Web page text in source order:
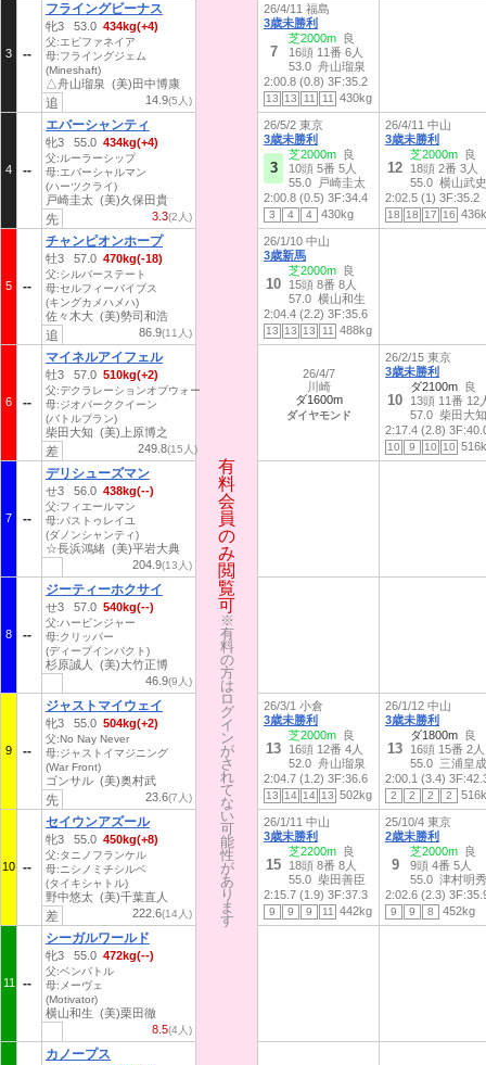
有
料
会
員
の
み
閲
覧
可
※
有
料
の
方
は
ロ
グ
イ
ン
が
さ
れ
て
な
い
可
能
性
が
あ
り
ま
す
3
フライングビーナス
牝3 53.0 434kg(+4)
父:エピファネイア
母:フライングジェム
(Mineshaft)
△舟山瑠泉 (美)田中博康
14.9(5人)
追
4
エバーシャンティ
牝3 55.0 434kg(+4)
父:ルーラーシップ
母:エバーシャルマン
(ハーツクライ)
戸崎圭太 (美)久保田貴
3.3(2人)
先
5
チャンピオンホープ
牡3 57.0 470kg(-18)
父:シルバーステート
母:セルフィーバイブス
(キングカメハメハ)
佐々木大 (美)勢司和浩
86.9(11人)
追
6
マイネルアイフェル
牡3 57.0 510kg(+2)
父:デクラレーションオブウォー
母:ジオパーククイーン
(バトルプラン)
柴田大知 (美)上原博之
249.8(15人)
差
7
デリシューズマン
せ3 56.0 438kg(--)
父:フィエールマン
母:パストゥレイユ
(ダノンシャンティ)
☆長浜鴻緒 (美)平岩大典
204.9(13人)
8
ジーティーホクサイ
せ3 57.0 540kg(--)
父:ハービンジャー
母:クリッパー
(ディープインパクト)
杉原誠人 (美)大竹正博
46.9(9人)
9
ジャストマイウェイ
牝3 55.0 504kg(+2)
父:No Nay Never
母:ジャストイマジニング
(War Front)
ゴンサル (美)奥村武
23.6(7人)
先
10
セイウンアズール
牝3 55.0 450kg(+8)
父:タニノフランケル
母:ニシノミチシルベ
(タイキシャトル)
野中悠太 (美)千葉直人
222.6(14人)
差
11
シーガルワールド
牝3 55.0 472kg(--)
父:ベンバトル
母:メーヴェ
(Motivator)
横山和生 (美)栗田徹
8.5(4人)
カノープス
有
料
会
員
の
み
閲
覧
可
※
有
料
の
方
は
ロ
グ
イ
ン
が
さ
れ
て
な
い
可
能
性
が
あ
り
ま
す
26/4/11 福島
3歳未勝利
7
芝2000m 良
16頭 11番 6人
53.0 舟山瑠泉
2:00.8 (0.8) 3F:35.2
13 13 11 11 430kg
26/5/2 東京
3歳未勝利
3
芝2000m 良
10頭 5番 5人
55.0 戸崎圭太
2:00.8 (0.5) 3F:34.4
3 4 4 430kg
26/4/11 中山
3歳未勝利
12
芝2000m 良
18頭 2番 3人
55.0 横山武史
2:02.5 (1) 3F:35.2
18 18 17 16
26/1/10 中山
3歳新馬
10
芝2000m 良
15頭 8番 8人
57.0 横山和生
2:04.4 (2.2) 3F:35.6
13 13 13 11 488kg
26/4/7
川崎
ダ1600m
ダイヤモンド
26/2/15 東京
3歳未勝利
10
ダ2100m 良
13頭 11番 12
57.0 柴田大知
2:17.4 (2.8)
10 9 10 10
26/3/1 小倉
3歳未勝利
13
芝2000m 良
16頭 12番 4人
52.0 舟山瑠泉
2:04.7 (1.2) 3F:36.6
13 14 14 13 502kg
26/1/12 中山
3歳未勝利
13
ダ1800m 良
16頭 15番 2人
55.0 三浦皇成
2:00.1 (3.4)
2 2 2 2
26/1/11 中山
3歳未勝利
15
芝2200m 良
18頭 8番 8人
55.0 柴田善臣
2:15.7 (1.9) 3F:37.3
9 9 9 11 442kg
25/10/4 東京
2歳未勝利
9
芝2000m 良
9頭 4番 5人
55.0 津村明秀
2:02.6 (2.3)
9 9 8 452kg